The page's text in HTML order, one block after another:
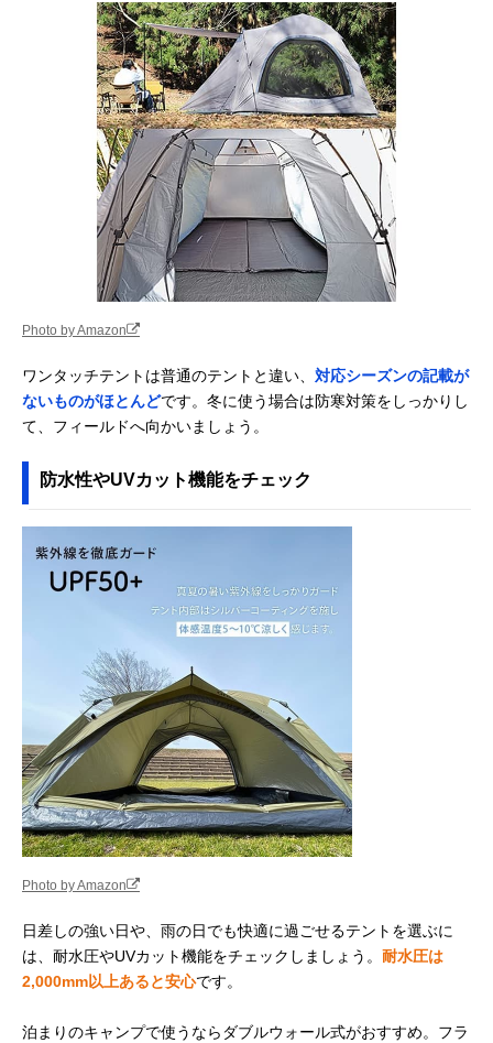
Photo by Amazon
ワンタッチテントは普通のテントと違い、 対応シーズンの記載が
ないものがほとんどです。冬に使う場合は防寒対策をしっかりし
て、フィールドへ向かいましょう。
防水性やUVカット機能をチェック
Photo by Amazon
日差しの強い日や、雨の日でも快適に過ごせるテントを選ぶに
は、耐水圧やUVカット機能をチェックしましょう。 耐水圧は
2,000mm以上あると安心です。
泊まりのキャンプで使うならダブルウォール式がおすすめ。フラ